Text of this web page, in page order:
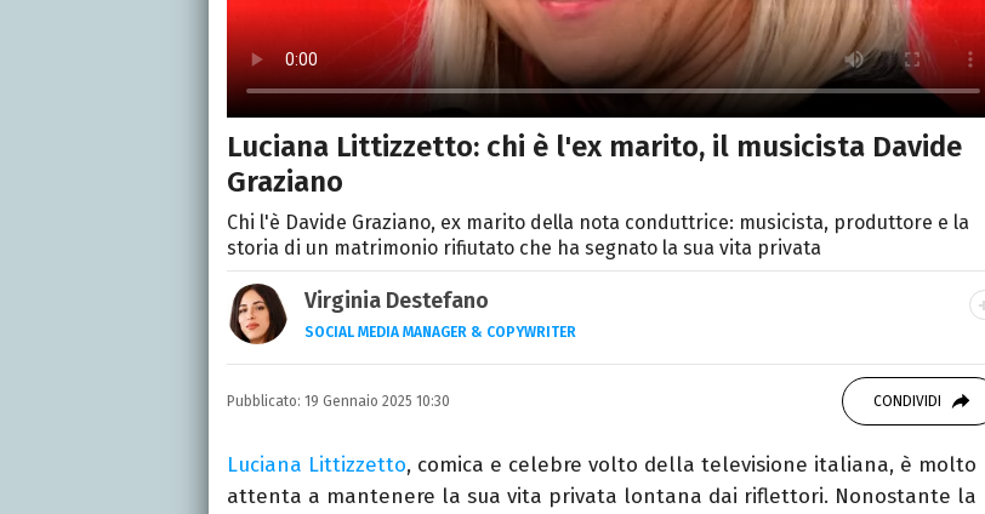
Luciana Littizzetto: chi è l'ex marito, il musicista Davide
Graziano
Chi l'è Davide Graziano, ex marito della nota conduttrice: musicista, produttore e la
storia di un matrimonio rifiutato che ha segnato la sua vita privata
Virginia Destefano
SOCIAL MEDIA MANAGER & COPYWRITER
Una passione smisurata per le serie TV. Laurea in Cinema, Televisione
e New Media, videomaking e scrittura sono il mio passatempo
Pubblicato: 19 Gennaio 2025 10:30 CONDIVIDI
Luciana Littizzetto, comica e celebre volto della televisione italiana, è molto
attenta a mantenere la sua vita privata lontana dai riflettori. Nonostante la